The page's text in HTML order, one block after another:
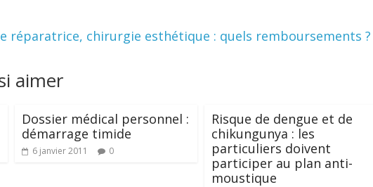
réparatrice, chirurgie esthétique : quels remboursements ?
aimer
Dossier médical personnel :
démarrage timide
6 janvier 2011 0
Risque de dengue et de
chikungunya : les
particuliers doivent
participer au plan anti-
moustique